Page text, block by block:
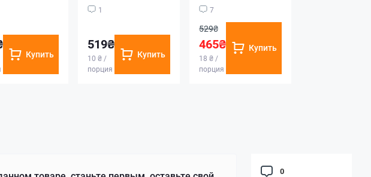
Купить
1
519₴
10 ₴ /
порция
Купить
7
529₴
465₴
18 ₴ /
порция
Купить
0